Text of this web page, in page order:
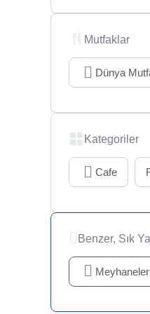
Mutfaklar
Dünya
Kategoriler
Cafe
Benzer, Sık
Meyhaneler